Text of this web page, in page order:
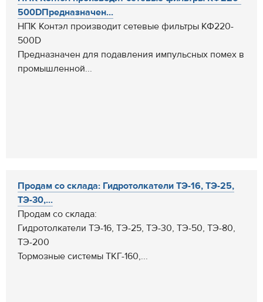
500DПредназначен...
НПК Контэл производит сетевые фильтры КФ220-
500D
Предназначен для подавления импульсных помех в
промышленной...
Продам со склада: Гидротолкатели ТЭ-16, ТЭ-25,
ТЭ-30,...
Продам со склада:
Гидротолкатели ТЭ-16, ТЭ-25, ТЭ-30, ТЭ-50, ТЭ-80,
ТЭ-200
Тормозные системы ТКГ-160,...